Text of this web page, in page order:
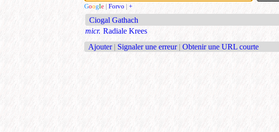
Google | Forvo | +
Ciogal Gathach
micr. Radiale Krees
Ajouter | Signaler une erreur | Obtenir une URL courte